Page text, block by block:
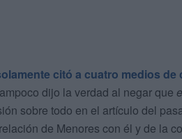
citó a cuatro medios de
dijo la verdad al negar que
sobre todo en el artículo del
de Menores con él y de la